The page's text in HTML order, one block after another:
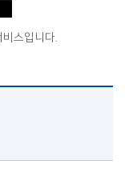
스입니다.